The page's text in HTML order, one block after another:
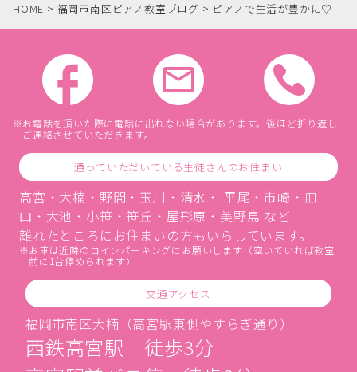
HOME > 福岡市南区ピアノ教室ブログ > ピアノで生活が豊かに♡
お電話を頂いた際に電話に出れない場合があります。後ほど折り返し
ご連絡させていただきます。
通っていただいている生徒さんのお住まい
高宮・大楠・野間・玉川・清水・ 平尾・市崎・皿
山・大池・小笹・笹丘・屋形原・美野島 など
離れたところにお住まいの方もいらしています。
お車は近隣のコインパーキングにお願いします（空いていれば教室
前に1台停められます）
交通アクセス
福岡市南区大楠（高宮駅東側やすらぎ通り）
西鉄高宮駅 徒歩3分